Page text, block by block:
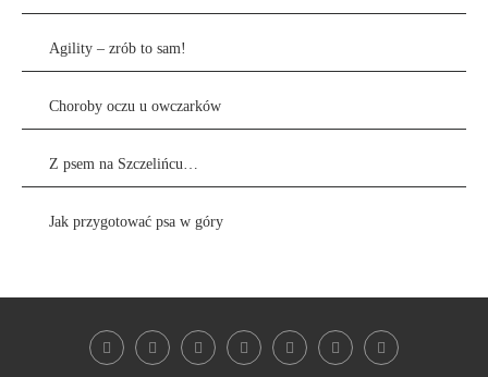
Agility – zrób to sam!
Choroby oczu u owczarków
Z psem na Szczelińcu…
Jak przygotować psa w góry